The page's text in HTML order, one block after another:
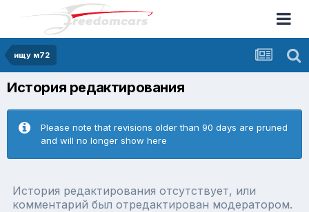
ищу м72
История редактирования
Please note that revisions older than 90 days are pruned
and will no longer show here
История редактирования отсутствует, или
комментарий был отредактирован модератором.